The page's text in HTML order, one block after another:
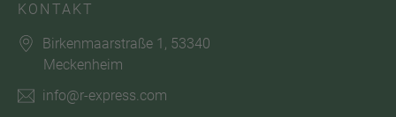
KONTAKT
Birkenmaarstraße 1, 53340
Meckenheim
info@r-express.com